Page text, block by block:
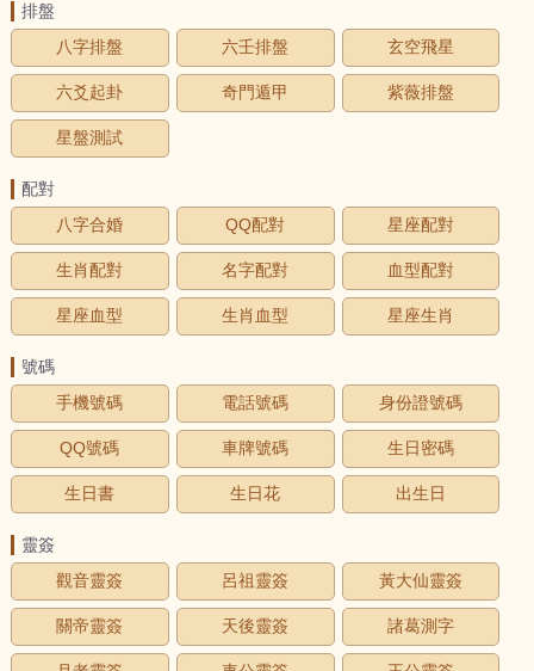
排盤
八字排盤
六壬排盤 玄空飛星
六爻起卦 奇門遁甲 紫薇排盤
星盤測試
配對
八字合婚
QQ配對 星座配對
生肖配對 名字配對 血型配對
星座血型 生肖血型 星座生肖
號碼
手機號碼
電話號碼 身份證號碼
QQ號碼 車牌號碼 生日密碼
生日書 生日花 出生日
靈簽
觀音靈簽
呂祖靈簽 黃大仙靈簽
關帝靈簽 天後靈簽 諸葛測字